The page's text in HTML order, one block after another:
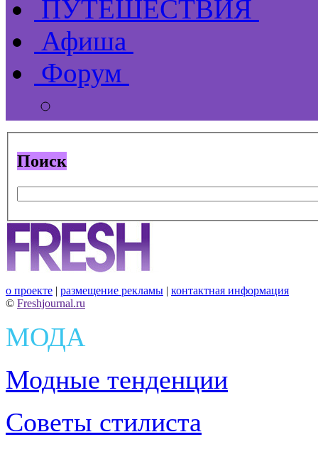
ПУТЕШЕСТВИЯ
Афиша
Форум
Поиск
о проекте | размещение рекламы | контактная информация
© Freshjournal.ru
МОДА
Модные тенденции
Советы стилиста